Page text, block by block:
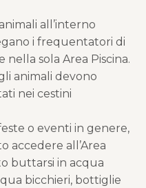
all’interno
i frequentatori di
sola Area Piscina.
animali devono
nei cestini
o eventi in genere,
accedere all’Area
buttarsi in acqua
bicchieri, bottiglie